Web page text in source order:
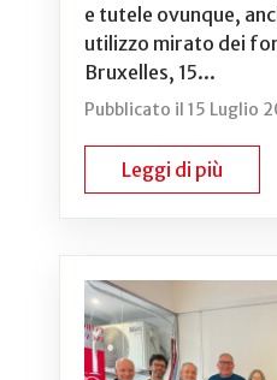
e tutele ovunque,
utilizzo mirato dei
Bruxelles, 15...
Pubblicato il 15 Luglio
Leggi di più